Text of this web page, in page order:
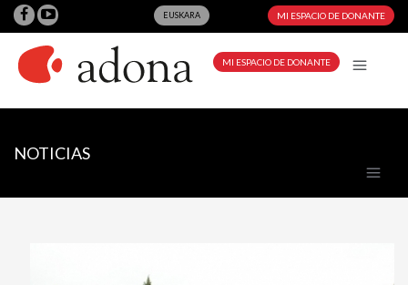
EUSKARA MI ESPACIO DE DONANTE
MI ESPACIO DE DONANTE
NOTICIAS